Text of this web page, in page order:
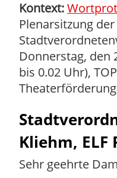
Kontext:
Plenarsitzung der
Donnerstag, den
bis 0.02 Uhr),
Theaterförderung
Kliehm, ELF
Sehr geehrte